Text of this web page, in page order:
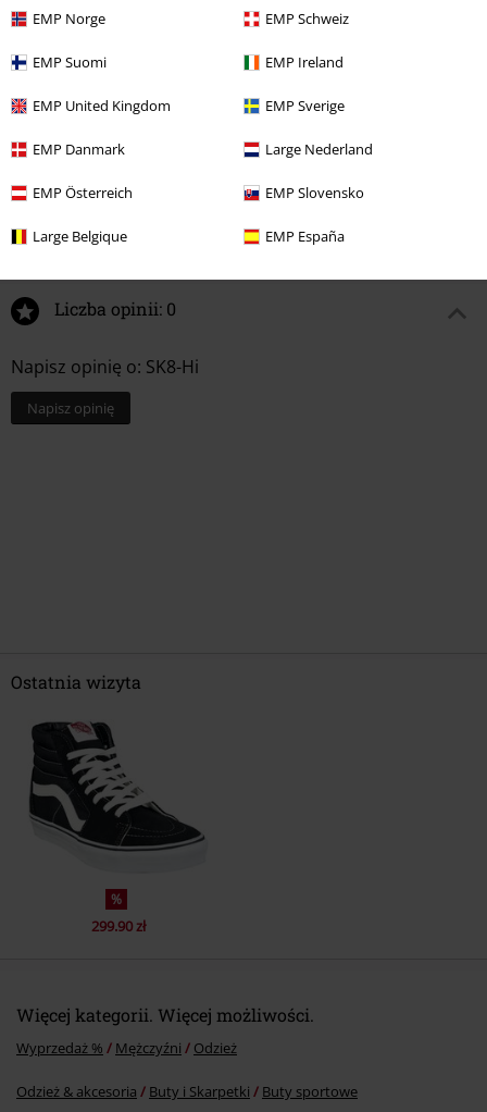
EMP Norge EMP Schweiz
EMP Suomi EMP Ireland
EMP United Kingdom EMP Sverige
EMP Danmark Large Nederland
EMP Österreich EMP Slovensko
Large Belgique EMP España
%
Liczba opinii: 0
Napisz opinię o: SK8-Hi
Napisz opinię
Ostatnia wizyta
%
299.90 zł
Więcej kategorii. Więcej możliwości.
Wyprzedaż % Mężczyźni Odzież
Odzież & akcesoria Buty i Skarpetki Buty sportowe